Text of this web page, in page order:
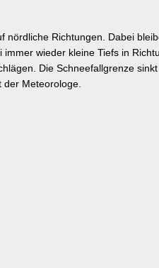
nördliche Richtungen. Dabei
wieder kleine Tiefs in
Die Schneefallgrenze
Meteorologe.